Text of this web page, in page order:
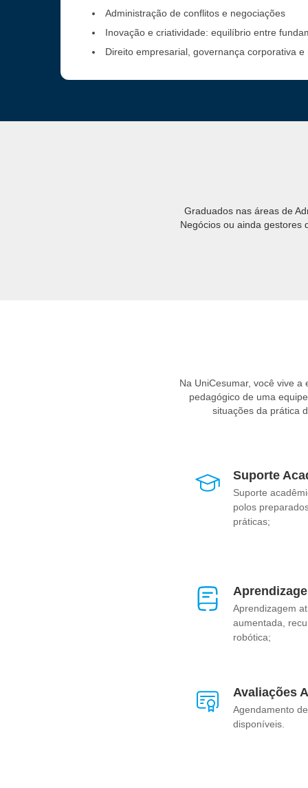
Administração de conflitos e negociações
Inovação e criatividade: equilíbrio entre
Direito empresarial, governança corporativa
Graduados nas áreas de
Negócios ou ainda gestores
Na UniCesumar, você vive
pedagógico de uma
situações da prática
Suporte
Suporte
polos
práticas;
Aprendizagem
aumentada,
robótica;
Avaliações
Agendamento
disponíveis.